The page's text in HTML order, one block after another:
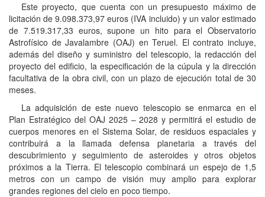
Este proyecto, que cuenta con un presupuesto máximo de
licitación de 9.098.373,97 euros (IVA incluido) y un valor estimado
de 7.519.317,33 euros, supone un hito para el Observatorio
Astrofísico de Javalambre (OAJ) en Teruel. El contrato incluye,
además del diseño y suministro del telescopio, la redacción del
proyecto del edificio, la especificación de la cúpula y la dirección
facultativa de la obra civil, con un plazo de ejecución total de 30
meses.
La adquisición de este nuevo telescopio se enmarca en el
Plan Estratégico del OAJ 2025 – 2028 y permitirá el estudio de
cuerpos menores en el Sistema Solar, de residuos espaciales y
contribuirá a la llamada defensa planetaria a través del
descubrimiento y seguimiento de asteroides y otros objetos
próximos a la Tierra. El telescopio combinará un espejo de 1,5
metros con un campo de visión muy amplio para explorar
grandes regiones del cielo en poco tiempo.